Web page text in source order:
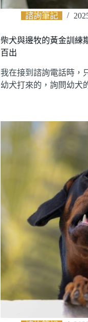
諮詢筆記
柴犬與邊牧的黃金訓練
百出
我在接到諮詢電話時，
幼犬打來的，詢問幼犬